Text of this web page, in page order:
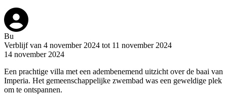
Bu
Verblijf van 4 november 2024 tot 11 november 2024
14 november 2024
Een prachtige villa met een adembenemend uitzicht over de baai van
Imperia. Het gemeenschappelijke zwembad was een geweldige plek
om te ontspannen.